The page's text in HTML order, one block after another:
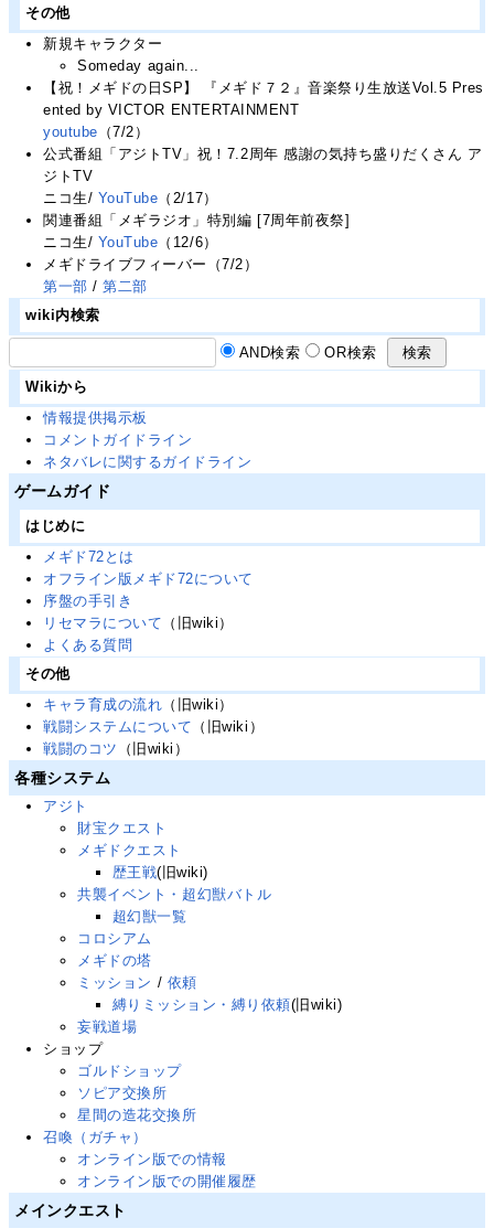
その他
新規キャラクター
Someday again...
【祝！メギドの日SP】 『メギド７２』音楽祭り生放送Vol.5 Pres
ented by VICTOR ENTERTAINMENT
youtube （7/2）
公式番組「アジトTV」祝！7.2周年 感謝の気持ち盛りだくさん ア
ジトTV
ニコ生/ YouTube （2/17）
関連番組「メギラジオ」特別編 [7周年前夜祭]
ニコ生/ YouTube （12/6）
メギドライブフィーバー（7/2）
第一部 /第二部
wiki内検索
AND検索 OR検索
Wikiから
情報提供掲示板
コメントガイドライン
ネタバレに関するガイドライン
ゲームガイド
はじめに
メギド72とは
オフライン版メギド72について
序盤の手引き
リセマラについて （旧wiki）
よくある質問
その他
キャラ育成の流れ （旧wiki）
戦闘システムについて （旧wiki）
戦闘のコツ
（旧wiki）
各種システム
アジト
財宝クエスト
メギドクエスト
歴王戦(旧wiki)
共襲イベント・超幻獣バトル
超幻獣一覧
コロシアム
メギドの塔
ミッション / 依頼
縛りミッション・縛り依頼(旧wiki)
妄戦道場
ショップ
ゴルドショップ
ソピア交換所
星間の造花交換所
召喚（ガチャ）
オンライン版での情報
オンライン版での開催履歴
メインクエスト